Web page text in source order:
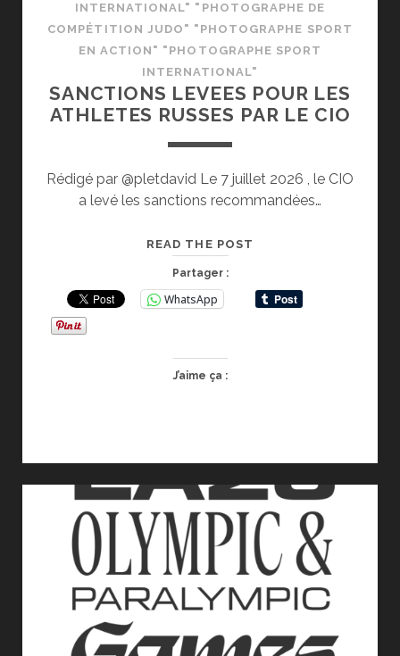
INTERNATIONAL" "PHOTOGRAPHE DE
COMPÉTITION JUDO" "PHOTOGRAPHE SPORT
EN ACTION" "PHOTOGRAPHE SPORT
INTERNATIONAL"
SANCTIONS LEVEES POUR LES
ATHLETES RUSSES PAR LE CIO
Rédigé par @pletdavid Le 7 juillet 2026 , le CIO
a levé les sanctions recommandées…
READ THE POST
LES
Partager :
WhatsApp
J’aime ça :